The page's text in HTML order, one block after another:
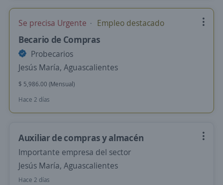
Se precisa Urgente Empleo destacado
Becario de Compras
Probecarios
Jesús María, Aguascalientes
$ 5,986.00 (Mensual)
Hace 2 días
Auxiliar de compras y almacén
Importante empresa del sector
Jesús María, Aguascalientes
Hace 2 días